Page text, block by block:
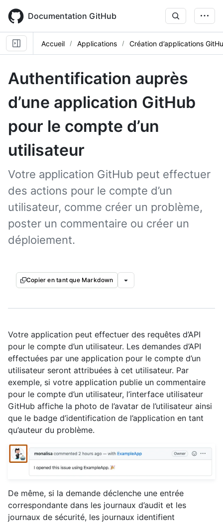
main
content
Documentation GitHub
Accueil Applications Création d’applications
Authentification auprès
d’une application GitHub
pour le compte d’un
utilisateur
Votre application GitHub peut effectuer
des actions pour le compte d’un
utilisateur, comme créer un problème,
poster un commentaire ou créer un
déploiement.
Copier en tant que Markdown
Votre application peut effectuer des requêtes d’API
pour le compte d’un utilisateur. Les demandes d’API
effectuées par une application pour le compte d’un
utilisateur seront attribuées à cet utilisateur. Par
exemple, si votre application publie un commentaire
pour le compte d’un utilisateur, l’interface utilisateur
GitHub affiche la photo de l’avatar de l’utilisateur ainsi
que le badge d’identification de l’application en tant
qu’auteur du problème.
De même, si la demande déclenche une entrée
correspondante dans les journaux d’audit et les
journaux de sécurité, les journaux identifient